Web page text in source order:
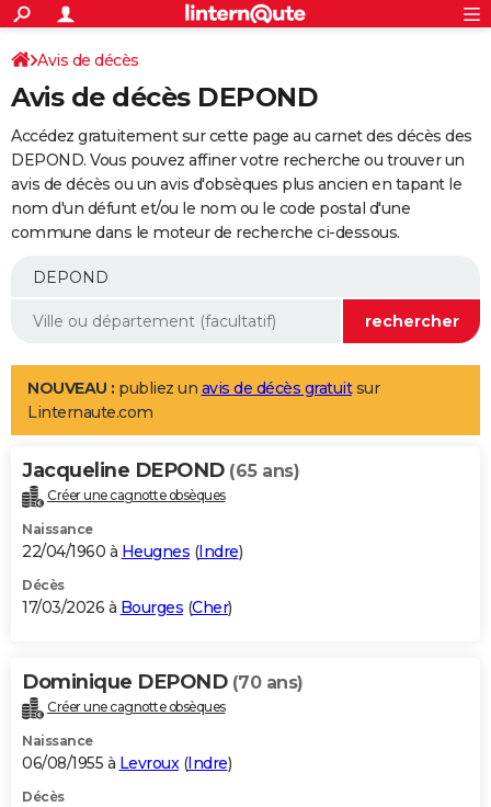
ACTUALITÉS
Politique
Société
Faits Divers
Education
Monde
Villes
+
SPORT
Coupe du monde 2026
Football
Tennis
Cyclisme
Rugby
Forum
Programme TV
TNT
Streaming
Cinéma
Sorties cinéma
Musique
+
FINANCE
Retraite
Epargne
Immobilier
Risques naturels par ville
Banque
Assurance
AUTO
Essais
Réserver un essai
Citadines
Berlines
SUV
Forum auto
+
Mobiles
Meilleur smartphone
Internet
Ordinateurs
Jeux vidéo
Guide high-tech
Aménagement intérieur
LIFESTYLE
Art de vivre
Bien-être
Loisirs
Mode
Modes de vie
Alimentation
Guide de la santé
Maladies
Médicaments
Sommeil
VOYAGE
Destinations
City break
Voyage nature
Voyage de noces
Forum
Climat
+PHOTO
GUIDES D'ACHAT
BONS PLANS
Carte de Noël
Carte Bonne année
Carte Saint-Valentin
Carte Pâques
Carte d'anniversaire
DICTIONNAIRE
Dictionnaire
Biographies
Citations
Expressions
Proverbes
PROGRAMME TV
Avis de décès
Avis de décès DEPOND
Accédez gratuitement sur cette page au carnet des décès des
DEPOND. Vous pouvez affiner votre recherche ou trouver un
avis de décès ou un avis d'obsèques plus ancien en tapant le
nom d'un défunt et/ou le nom ou le code postal d'une
commune dans le moteur de recherche ci-dessous.
NOUVEAU : publiez un avis de décès gratuitsur
Linternaute.com
Jacqueline DEPOND (65 ans)
Créer une cagnotte obsèques
Naissance
22/04/1960 à Heugnes (Indre)
Décès
17/03/2026 à Bourges (Cher)
Dominique DEPOND (70 ans)
Créer une cagnotte obsèques
Naissance
06/08/1955 à Levroux(Indre)
Décès